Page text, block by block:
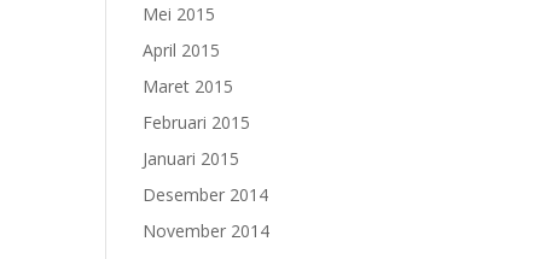
Mei 2015
April 2015
Maret 2015
Februari 2015
Januari 2015
Desember 2014
November 2014